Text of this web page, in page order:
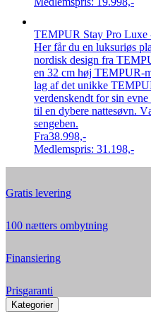
TEMPUR Stay Pro Luxe
Her får du en luksuriøs
nordisk design fra
en 32 cm høj TEMPUR-
lag af det unikke
verdenskendt for sin
til en dybere nattesøvn.
sengeben.
Fra38.998,-
Medlemspris: 31.198,-
Gratis levering
100 nætters ombytning
Finansiering
Prisgaranti
Kategorier